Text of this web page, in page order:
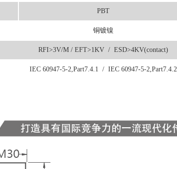
PBT
铜镀镍
RFI>3V/M / EFT>1KV / ESD>4KV(contact)
IEC 60947-5-2,Part7.4.1 / IEC 60947-5-2,Part7.4.2